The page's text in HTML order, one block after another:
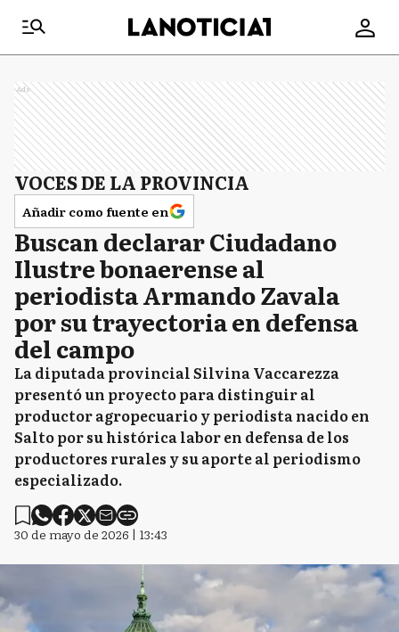
Ads
VOCES DE LA PROVINCIA
Añadir como fuente en
Buscan declarar Ciudadano
Ilustre bonaerense al
periodista Armando Zavala
por su trayectoria en defensa
del campo
La diputada provincial Silvina Vaccarezza
presentó un proyecto para distinguir al
productor agropecuario y periodista nacido en
Salto por su histórica labor en defensa de los
productores rurales y su aporte al periodismo
especializado.
30 de mayo de 2026 | 13:43